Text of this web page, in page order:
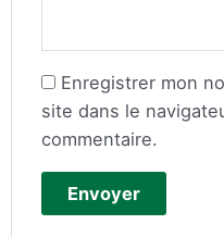
Enregistrer mon
site dans le
commentaire.